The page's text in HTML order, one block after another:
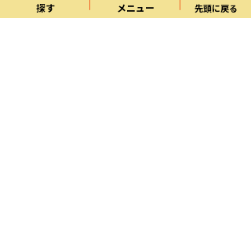
探す メニュー 先頭に戻る
納税管理人申告書